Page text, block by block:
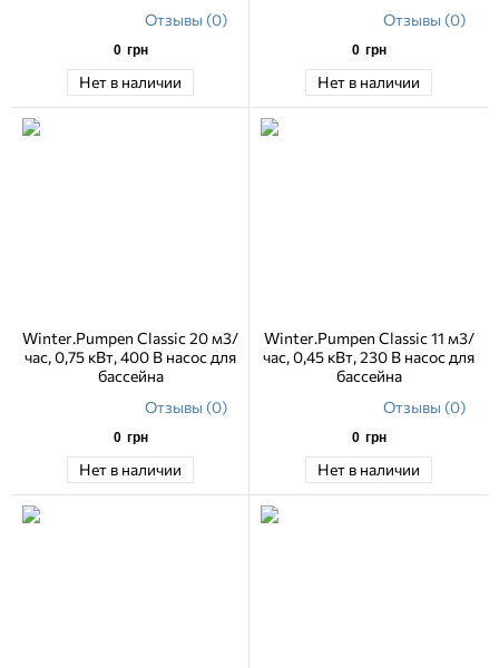
Отзывы (0)
0 грн
Нет в наличии
Отзывы (0)
0 грн
Нет в наличии
Winter.Pumpen Classic 20 м3/
час, 0,75 кВт, 400 В насос для
бассейна
Отзывы (0)
0 грн
Нет в наличии
Winter.Pumpen Classic 11 м3/
час, 0,45 кВт, 230 В насос для
бассейна
Отзывы (0)
0 грн
Нет в наличии